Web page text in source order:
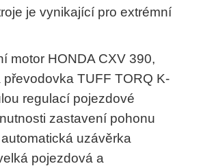
je vynikající pro extrémní
motor HONDA CXV 390,
převodovka TUFF TORQ K-
regulací pojezdové
zastavení pohonu
uzávěrka
pojezdová a